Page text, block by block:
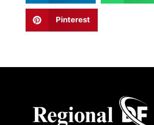
Pinterest